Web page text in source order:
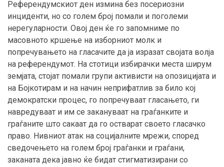
Референдумскиот ден измина без посериозни
инциденти, но со голем број помали и поголеми
нерегуларности. Овој ден ќе го запомниме по
масовното кршење на изборниот молк и
попречувањето на гласачите да ја изразат својата волја
на референдумот. На стотици избирачки места ширум
земјата, стојат помали групи активисти на опозицијата и
на Бојкотирам и на начин неприфатлив за било кој
демократски процес, го попречуваат гласањето, ги
навредуваат и им се закануваат на граѓанките и
граѓаните што сакаат да го остварат своето гласачко
право. Нивниот атак на социјалните мрежи, според
сведочењето на голем број граѓанки и граѓани,
заканата дека јавно ќе бидат стигматизирани со